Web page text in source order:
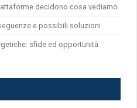
decidono cosa vediamo
e possibili soluzioni
sfide ed opportunità